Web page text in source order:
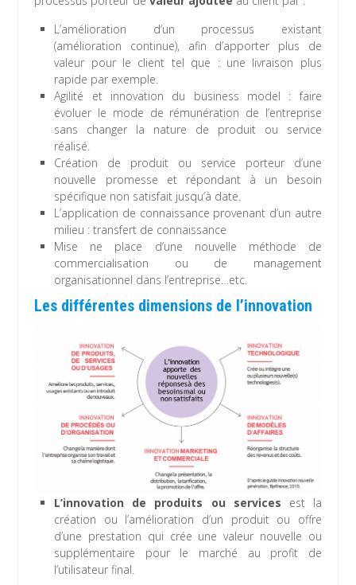
L’amélioration d’un processus existant
(amélioration continue), afin d’apporter plus de
valeur pour le client tel que : une livraison plus
rapide par exemple.
Agilité et innovation du business model : faire
évoluer le mode de rémunération de l’entreprise
sans changer la nature de produit ou service
réalisé.
Création de produit ou service porteur d’une
nouvelle promesse et répondant à un besoin
spécifique non satisfait jusqu’à date.
L’application de connaissance provenant d’un autre
milieu : transfert de connaissance
Mise ne place d’une nouvelle méthode de
commercialisation ou de management
organisationnel dans l’entreprise…etc.
Les différentes dimensions de l’innovation
L’innovation de produits ou services est la
création ou l’amélioration d’un produit ou offre
d’une prestation qui crée une valeur nouvelle ou
supplémentaire pour le marché au profit de
l’utilisateur final.